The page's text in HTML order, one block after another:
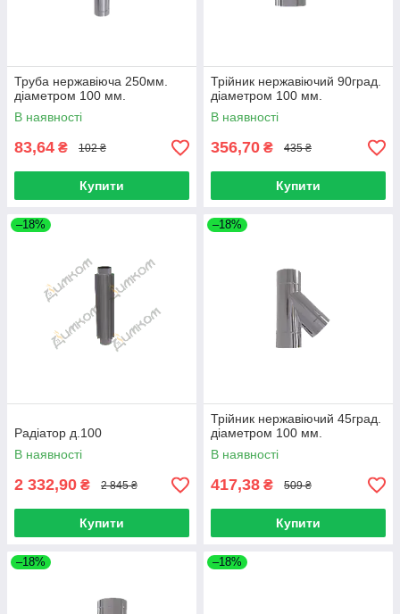
Труба нержавіюча 250мм.
діаметром 100 мм.
В наявності
83,64 ₴ 102 ₴
Купити
Трійник нержавіючий 90град.
діаметром 100 мм.
В наявності
356,70 ₴ 435 ₴
Купити
–18%
Радіатор д.100
В наявності
2 332,90 ₴ 2 845 ₴
Купити
–18%
Трійник нержавіючий 45град.
діаметром 100 мм.
В наявності
417,38 ₴ 509 ₴
Купити
–18% –18%